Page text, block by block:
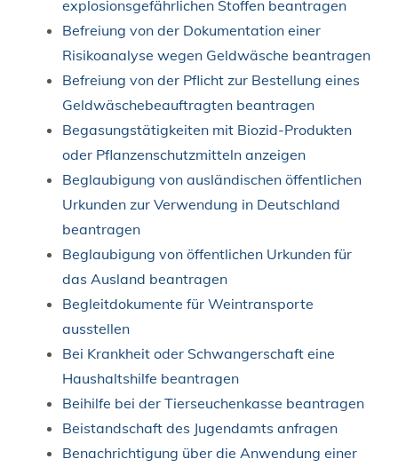
explosionsgefährlichen Stoffen beantragen
Befreiung von der Dokumentation einer
Risikoanalyse wegen Geldwäsche beantragen
Befreiung von der Pflicht zur Bestellung eines
Geldwäschebeauftragten beantragen
Begasungstätigkeiten mit Biozid-Produkten
oder Pflanzenschutzmitteln anzeigen
Beglaubigung von ausländischen öffentlichen
Urkunden zur Verwendung in Deutschland
beantragen
Beglaubigung von öffentlichen Urkunden für
das Ausland beantragen
Begleitdokumente für Weintransporte
ausstellen
Bei Krankheit oder Schwangerschaft eine
Haushaltshilfe beantragen
Beihilfe bei der Tierseuchenkasse beantragen
Beistandschaft des Jugendamts anfragen
Benachrichtigung über die Anwendung einer